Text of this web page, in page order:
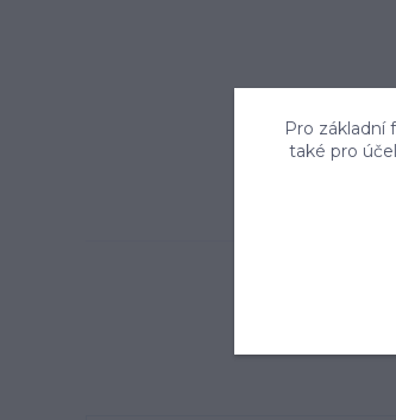
Pro základní
také pro